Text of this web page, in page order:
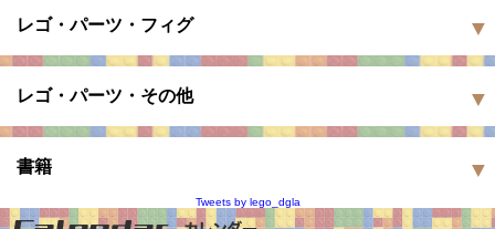
レゴ・パーツ・フィグ
レゴ・パーツ・その他
書籍
Tweets by lego_dgla